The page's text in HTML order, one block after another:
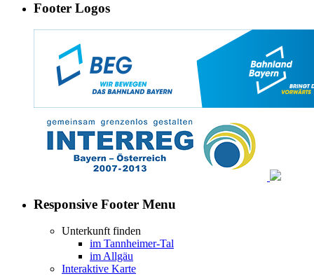
Footer Logos
Responsive Footer Menu
Unterkunft finden
im Tannheimer-Tal
im Allgäu
Interaktive Karte